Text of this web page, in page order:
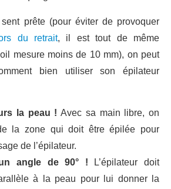
prête (pour éviter de provoquer
du retrait, il est tout de même
mesure moins de 10 mm), on peut
bien utiliser son épilateur
la peau ! Avec sa main libre, on
la zone qui doit être épilée pour
de l’épilateur.
angle de 90° ! L’épilateur doit
à la peau pour lui donner la